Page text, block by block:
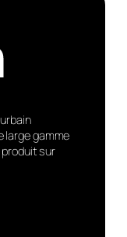
large gamme
sur